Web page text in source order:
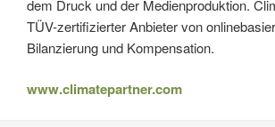
dem Druck und der Medienproduktion.
TÜV-zertifizierter Anbieter von
Bilanzierung und Kompensation.
www.climatepartner.com